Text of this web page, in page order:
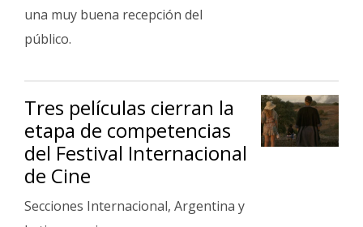
una muy buena recepción del
público.
Tres películas cierran la
etapa de competencias
del Festival Internacional
de Cine
Secciones Internacional, Argentina y